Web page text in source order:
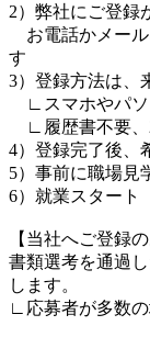
2）弊社にご登録
お電話かメール
す
3）登録方法は、
∟スマホやパソ
∟履歴書不要、
4）登録完了後、
5）事前に職場見
6）就業スタート
【当社へご登録
書類選考を通過
します。
∟応募者が多数の